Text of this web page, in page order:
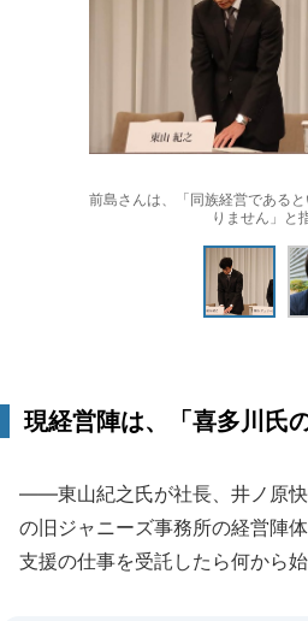
前島さんは、「同族経営である
りません」と
現経営陣は、「喜多川氏
――東山紀之氏が社長、井ノ原
の旧ジャニーズ事務所の経営陣
支援の仕事を受託したら何から始